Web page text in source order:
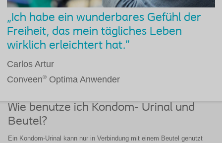
„Ich habe ein wunderbares Gefühl der
Freiheit, das mein tägliches Leben
wirklich erleichtert hat."
Carlos Artur
Conveen® Optima Anwender
Wie benutze ich Kondom- Urinal und
Beutel?
Ein Kondom-Urinal kann nur in Verbindung mit einem Beutel genutzt